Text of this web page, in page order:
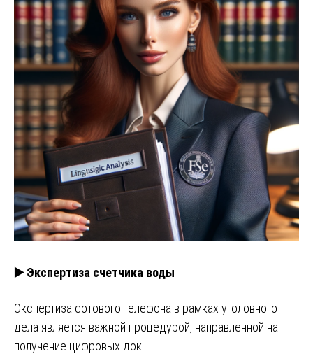
▶️ Экспертиза счетчика воды
Экспертиза сотового телефона в рамках уголовного
дела является важной процедурой, направленной на
получение цифровых док…